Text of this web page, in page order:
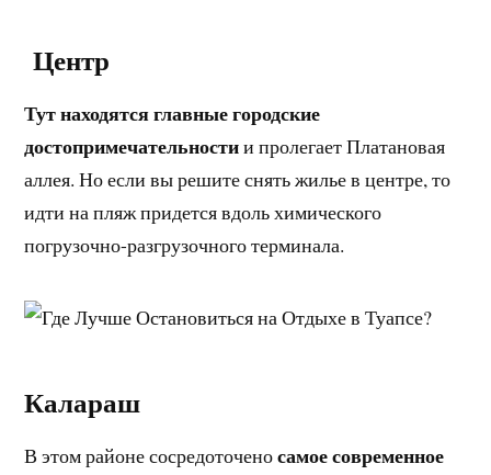
Центр
Тут находятся главные городские
достопримечательностии пролегает Платановая
аллея. Но если вы решите снять жилье в центре, то
идти на пляж придется вдоль химического
погрузочно-разгрузочного терминала.
Калараш
В этом районе сосредоточеносамое современное